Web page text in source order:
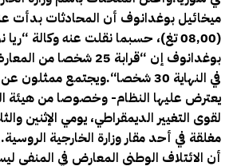
(08,00 تغ)، حسبما نقلت عنه وكالة “ريا نوفوستي
بوغدانوف إن “قرابة 25
في النهاية 30 شخصا
“.ويجتمع ممثلون عن
يعترض عليها النظام- وخصوصا من هيئة
لقوى التغيير الديمقراطي، يومي الإثنين
مغلقة في أحد مقار وزارة الخارجية الروسية.
أن الائتلاف الوطني المعارض في المنفى